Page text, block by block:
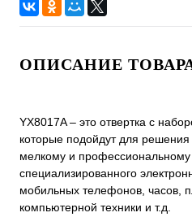
ОПИСАНИЕ
YX8017A – это отвертка с
которые подойдут для
мелкому и профессиональному
специализированного
мобильных телефонов, часов,
компьютерной техники и т.д.